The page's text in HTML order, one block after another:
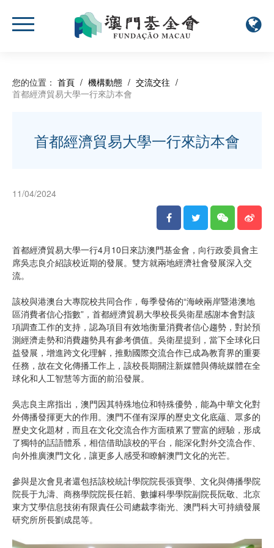
您的位置： 首頁 / 機構動態 / 交流交往 /
首都經濟貿易大學一行來訪本會
首都經濟貿易大學一行來訪本會
11/04/2024
首都經濟貿易大學一行4月10日來訪澳門基金會，向行政委員會主
席吳志良介紹該校近期的發展。雙方就兩地經濟社會發展深入交
流。
該校與港澳台大專院校共同合作，每季發佈的“海峽兩岸暨港澳地
區消費者信心指數”，首都經濟貿易大學校長吳衛星感謝本會對該
項調查工作的支持，認為項目有效地衡量消費者信心趨勢，對於預
測經濟走勢和消費趨勢具有參考價值。吳衛星提到，當下全球化日
益發展，增進跨文化理解，推動國際交流合作已成為教育界的重要
任務，故在文化傳播工作上，該校長期關注新媒體與傳統媒體在全
球化和人工智慧等方面的前沿發展。
吳志良主席指出，澳門因其特殊地位和特殊優勢，能為中華文化對
外傳播發揮更大的作用。澳門不僅有深厚的歷史文化底蘊、眾多的
歷史文化題材，而且在文化交流合作方面積累了豐富的經驗，形成
了獨特的話語體系，相信借助該校的平台，能深化對外交流合作、
向外推廣澳門文化，讓更多人感受和瞭解澳門文化的光芒。
參與是次會見者還包括該校統計學院院長張寶學、文化與傳播學院
院長于九濤、商務學院院長任韜、數據科學學院副院長阮敬、北京
東方艾學信息技術有限責任公司總裁李衛光、澳門科大可持續發展
研究所所長劉成昆等。